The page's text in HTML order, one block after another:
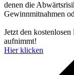
denen die
Gewinnmitnahmen
Jetzt den
aufnimmt!
Hier klicken